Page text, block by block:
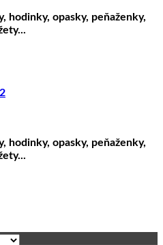
hodinky, opasky, peňaženky,
hodinky, opasky, peňaženky,